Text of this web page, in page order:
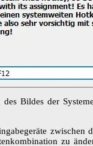
Bildes der
zu